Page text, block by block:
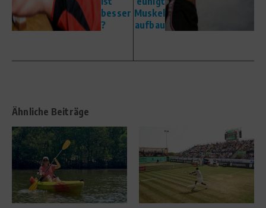
besser
?
Muskel
aufbau
Ähnliche Beiträge